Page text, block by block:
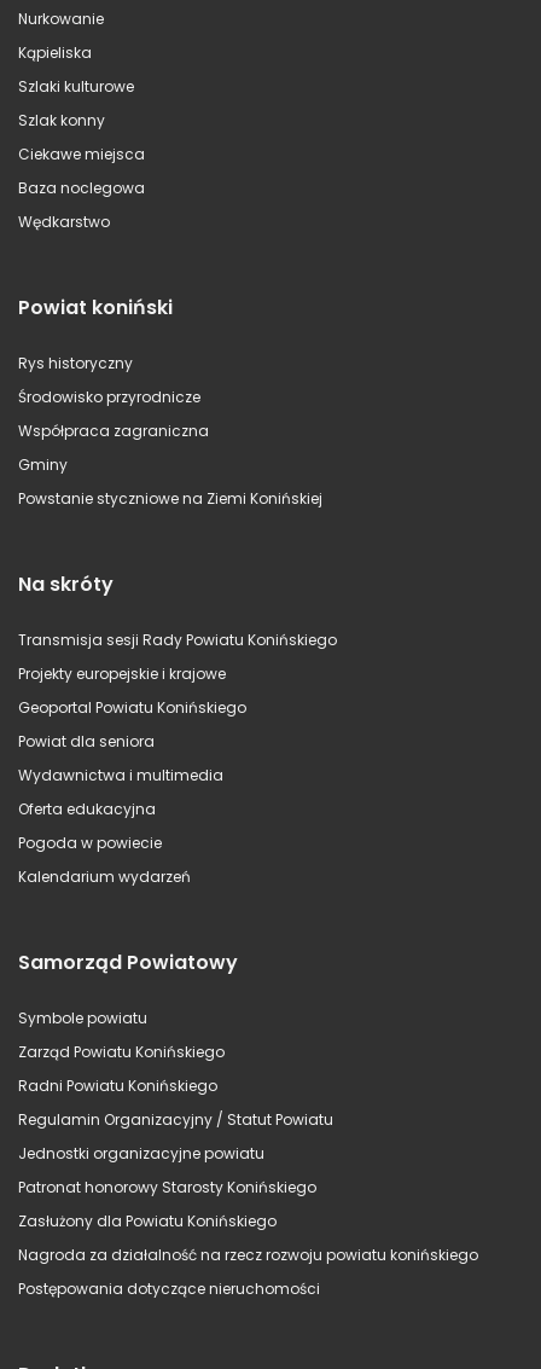
Nurkowanie
Kąpieliska
Szlaki kulturowe
Szlak konny
Ciekawe miejsca
Baza noclegowa
Wędkarstwo
Powiat koniński
Rys historyczny
Środowisko przyrodnicze
Współpraca zagraniczna
Gminy
Powstanie styczniowe na Ziemi Konińskiej
Na skróty
Transmisja sesji Rady Powiatu Konińskiego
Projekty europejskie i krajowe
Geoportal Powiatu Konińskiego
Powiat dla seniora
Wydawnictwa i multimedia
Oferta edukacyjna
Pogoda w powiecie
Kalendarium wydarzeń
Samorząd Powiatowy
Symbole powiatu
Zarząd Powiatu Konińskiego
Radni Powiatu Konińskiego
Regulamin Organizacyjny / Statut Powiatu
Jednostki organizacyjne powiatu
Patronat honorowy Starosty Konińskiego
Zasłużony dla Powiatu Konińskiego
Nagroda za działalność na rzecz rozwoju powiatu konińskiego
Postępowania dotyczące nieruchomości